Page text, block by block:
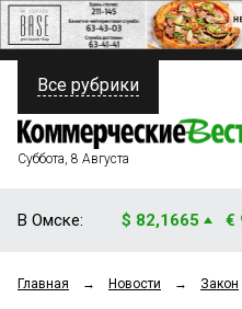
ПОЛИТИКА
ФИНАНСЫ
ОБЩЕСТВО
Все рубрики
Суббота, 8 Августа
В Омске: $ 82,1665 €
Главная → Новости → Закон